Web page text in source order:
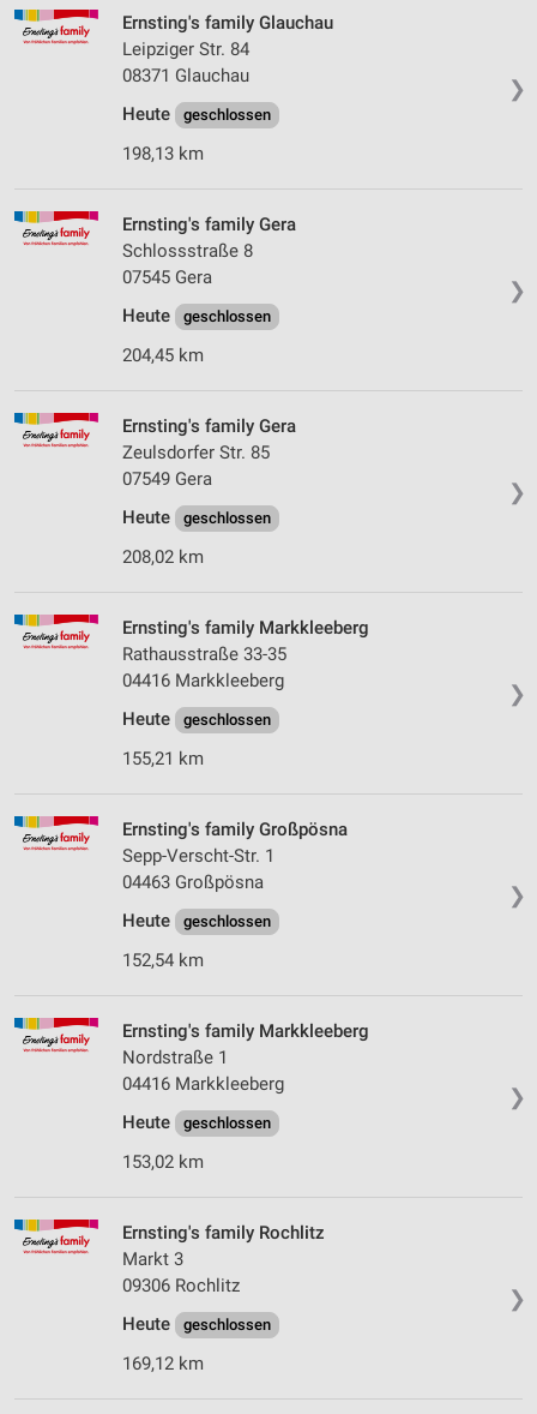
❯
Ernsting's family Glauchau
Leipziger Str. 84
08371 Glauchau
Heute
geschlossen
198,13 km
❯
Ernsting's family Gera
Schlossstraße 8
07545 Gera
Heute
geschlossen
204,45 km
❯
Ernsting's family Gera
Zeulsdorfer Str. 85
07549 Gera
Heute
geschlossen
208,02 km
❯
Ernsting's family Markkleeberg
Rathausstraße 33-35
04416 Markkleeberg
Heute
geschlossen
155,21 km
❯
Ernsting's family Großpösna
Sepp-Verscht-Str. 1
04463 Großpösna
Heute
geschlossen
152,54 km
❯
Ernsting's family Markkleeberg
Nordstraße 1
04416 Markkleeberg
Heute
geschlossen
153,02 km
❯
Ernsting's family Rochlitz
Markt 3
09306 Rochlitz
Heute
geschlossen
169,12 km